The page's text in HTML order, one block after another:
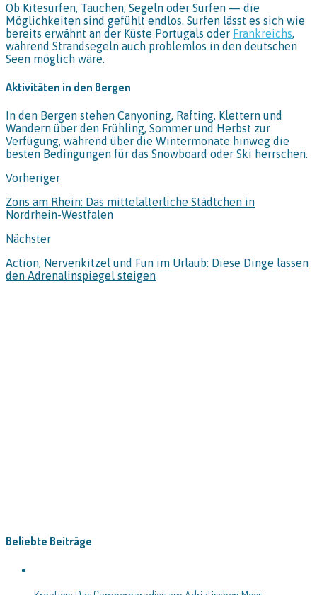
Ob Kitesurfen, Tauchen, Segeln oder Surfen — die
Möglichkeiten sind gefühlt endlos. Surfen lässt es sich wie
bereits erwähnt an der Küste Portugals oder Frankreichs,
während Strandsegeln auch problemlos in den deutschen
Seen möglich wäre.
Aktivitäten in den Bergen
In den Bergen stehen Canyoning, Rafting, Klettern und
Wandern über den Frühling, Sommer und Herbst zur
Verfügung, während über die Wintermonate hinweg die
besten Bedingungen für das Snowboard oder Ski herrschen.
Vorheriger
Zons am Rhein: Das mittelalterliche Städtchen in
Nordrhein-Westfalen
Nächster
Action, Nervenkitzel und Fun im Urlaub: Diese Dinge lassen
den Adrenalinspiegel steigen
Beliebte Beiträge